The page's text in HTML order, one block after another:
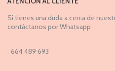
Si tienes una duda a cerca de
contáctanos por Whatsapp
664 489 693